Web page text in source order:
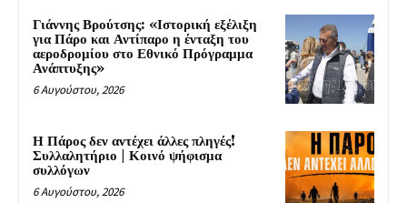
Γιάννης Βρούτσης: «Ιστορική εξέλιξη
για Πάρο και Αντίπαρο η ένταξη του
αεροδρομίου στο Εθνικό Πρόγραμμα
Ανάπτυξης»
6 Αυγούστου, 2026
Η Πάρος δεν αντέχει άλλες πληγές!
Συλλαλητήριο | Κοινό ψήφισμα
συλλόγων
6 Αυγούστου, 2026